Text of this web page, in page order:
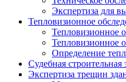
Экспертиза для
Тепловизионное
Тепловизионное
Тепловизионное
Определение
Судебная строительная
Экспертиза трещин